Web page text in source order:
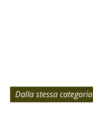
Dalla stessa categoria